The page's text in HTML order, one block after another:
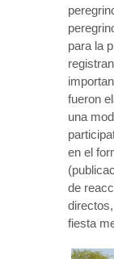
para la
fueron
una
en el
de
fiesta